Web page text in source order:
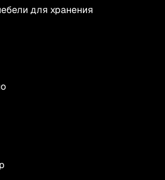
для хранения